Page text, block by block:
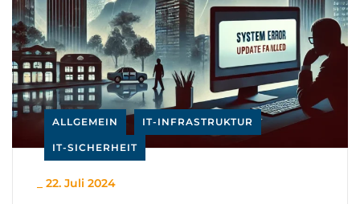
ALLGEMEIN IT-INFRASTRUKTUR
IT-SICHERHEIT
22. Juli 2024